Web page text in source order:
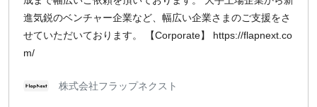
進気鋭のベンチャー企業など、幅広い企業さまのご支援をさ
せていただいております。 【Corporate】 https://flapnext.co
m/
株式会社フラップネクスト